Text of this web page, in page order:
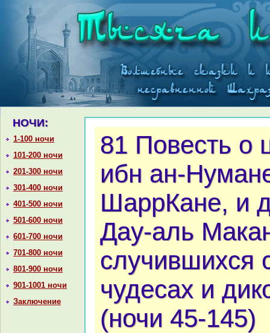
НОЧИ:
1-100 ночи
101-200 ночи
201-300 ночи
301-400 ночи
401-500 ночи
501-600 ночи
601-700 ночи
701-800 ночи
801-900 ночи
901-1001 ночи
Заключение
81 Повесть о
ибн ан-
ШаррКане, и
Дау-аль
случившихся
чудеcaх и
(ночи 45-145)